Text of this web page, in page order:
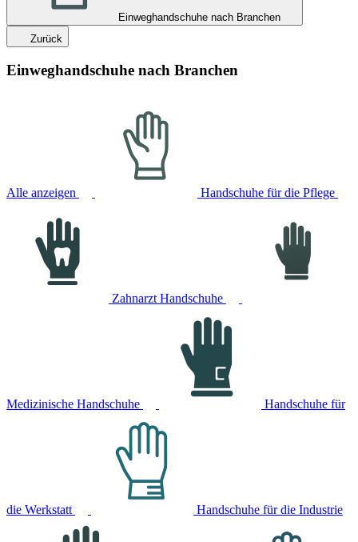
Einweghandschuhe nach Branchen
Zurück
Einweghandschuhe nach Branchen
Alle anzeigen Handschuhe für die Pflege
Zahnarzt Handschuhe
Medizinische Handschuhe Handschuhe für
die Werkstatt Handschuhe für die Industrie